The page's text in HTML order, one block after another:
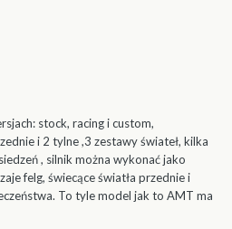
stock, racing i custom,
i 2 tylne ,3 zestawy świateł, kilka
, silnik można wykonać jako
felg, świecące światła przednie i
To tyle model jak to AMT ma